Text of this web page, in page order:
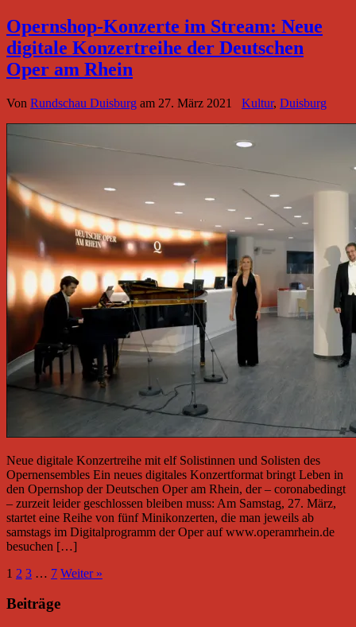
Opernshop-Konzerte im Stream: Neue
digitale Konzertreihe der Deutschen
Oper am Rhein
Von Rundschau Duisburg am 27. März 2021 Kultur, Duisburg
Neue digitale Konzertreihe mit elf Solistinnen und Solisten des
Opernensembles Ein neues digitales Konzertformat bringt Leben in
den Opernshop der Deutschen Oper am Rhein, der – coronabedingt
– zurzeit leider geschlossen bleiben muss: Am Samstag, 27. März,
startet eine Reihe von fünf Minikonzerten, die man jeweils ab
samstags im Digitalprogramm der Oper auf www.operamrhein.de
besuchen […]
1 2 3 … 7 Weiter »
Beiträge